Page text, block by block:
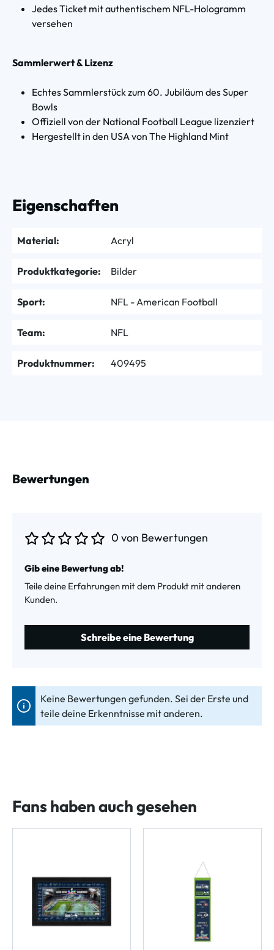
Jedes Ticket mit authentischem NFL-Hologramm
versehen
Sammlerwert & Lizenz
Echtes Sammlerstück zum 60. Jubiläum des Super
Bowls
Offiziell von der National Football League lizenziert
Hergestellt in den USA von The Highland Mint
Eigenschaften
Material: Acryl
Produktkategorie: Bilder
Sport: NFL - American Football
Team: NFL
Produktnummer: 409495
Bewertungen
0 von Bewertungen
Gib eine Bewertung ab!
Teile deine Erfahrungen mit dem Produkt mit anderen
Kunden.
Schreibe eine Bewertung
Keine Bewertungen gefunden. Sei der Erste und
teile deine Erkenntnisse mit anderen.
Fans haben auch gesehen